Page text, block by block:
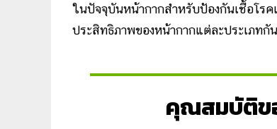
ในปัจจุบันหน้ากากสำหรับป้องกันเชื้อโร
ประสิทธิภาพของหน้ากากแต่ละประเภทกั
คุณสมบัติข